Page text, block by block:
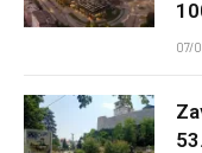
07/